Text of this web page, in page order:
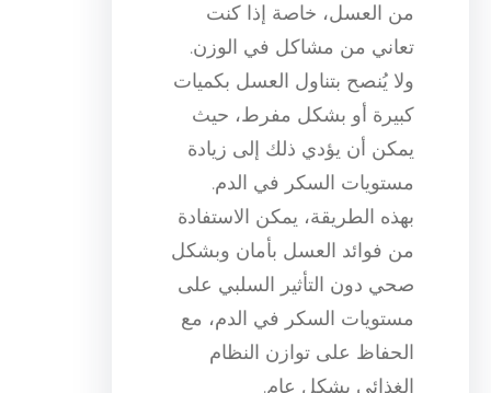
من العسل، خاصة إذا كنت
تعاني من مشاكل في الوزن.
ولا يُنصح بتناول العسل بكميات
كبيرة أو بشكل مفرط، حيث
يمكن أن يؤدي ذلك إلى زيادة
مستويات السكر في الدم.
بهذه الطريقة، يمكن الاستفادة
من فوائد العسل بأمان وبشكل
صحي دون التأثير السلبي على
مستويات السكر في الدم، مع
الحفاظ على توازن النظام
الغذائي بشكل عام.